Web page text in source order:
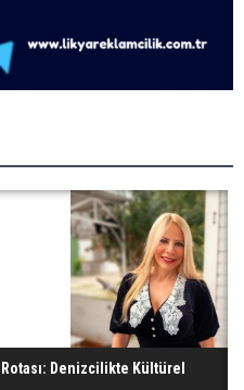
Denizcilikte Kültürel